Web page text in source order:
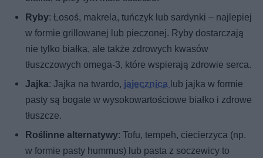
Ryby: Łosoś, makrela, tuńczyk lub sardynki – najlepiej
w formie grillowanej lub pieczonej. Ryby dostarczają
nie tylko białka, ale także zdrowych kwasów
tłuszczowych omega-3, które wspierają zdrowie serca.
Jajka: Jajka na twardo, jajecznica lub jajka w formie
pasty są bogate w wysokowartościowe białko i zdrowe
tłuszcze.
Roślinne alternatywy: Tofu, tempeh, ciecierzyca (np.
w formie pasty hummus) lub pasta z soczewicy to